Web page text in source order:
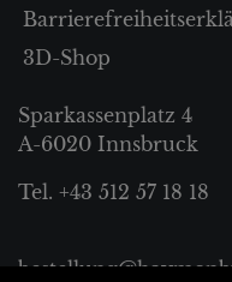
3D-Shop
Sparkassenplatz 4
A-6020 Innsbruck
Tel. +43 512 57 18 18